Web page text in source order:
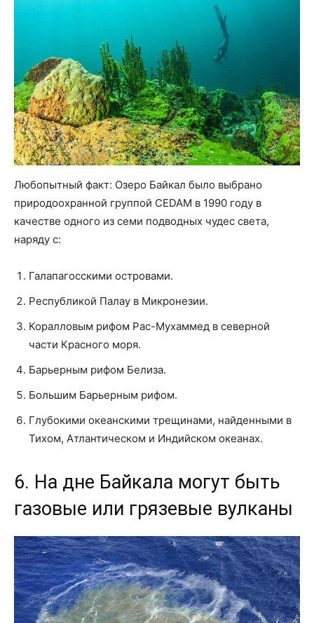
Любопытный факт: Озеро Байкал было выбрано
природоохранной группой CEDAM в 1990 году в
качестве одного из семи подводных чудес света,
наряду с:
Галапагосскими островами.
Республикой Палау в Микронезии.
Коралловым рифом Рас-Мухаммед в северной
части Красного моря.
Барьерным рифом Белиза.
Большим Барьерным рифом.
Глубокими океанскими трещинами, найденными в
Тихом, Атлантическом и Индийском океанах.
6. На дне Байкала могут быть
газовые или грязевые вулканы